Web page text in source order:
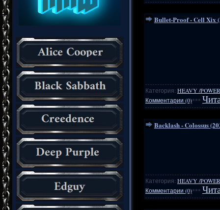
Bullet-Proof - Cell Xix
Категория: HEAVY /
Комментарии (0)***
Backlash - Colossus
Категория: HEAVY /
Комментарии (0)***